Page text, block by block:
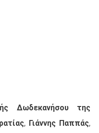
Δωδεκανήσου της
Γιάννης Παππάς,